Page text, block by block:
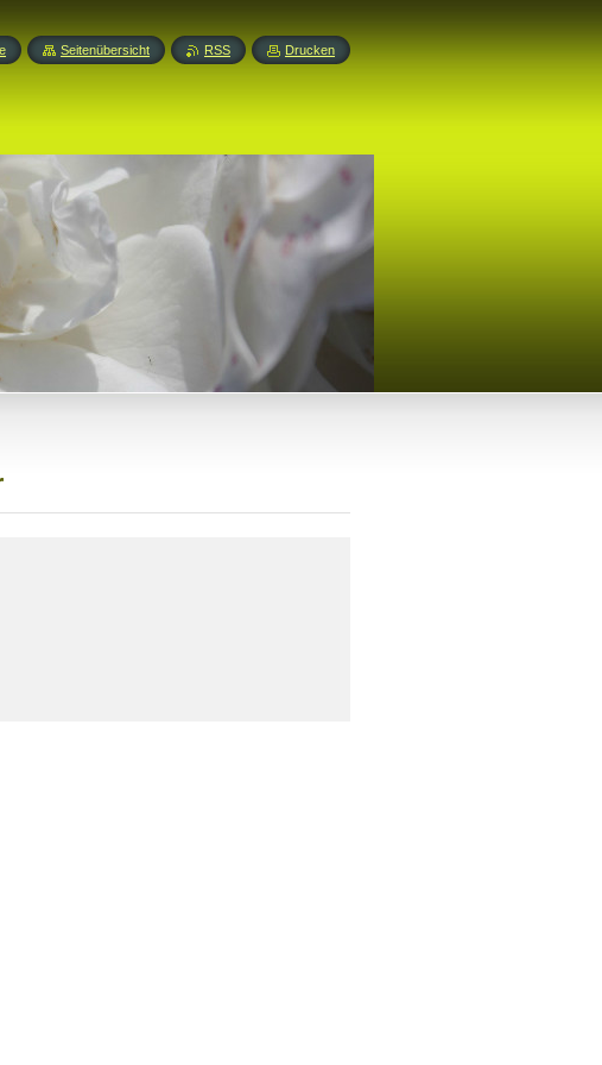
Seitenübersicht RSS Drucken